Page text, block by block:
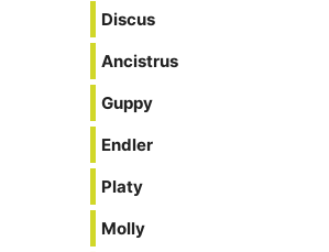
Discus
Ancistrus
Guppy
Endler
Platy
Molly